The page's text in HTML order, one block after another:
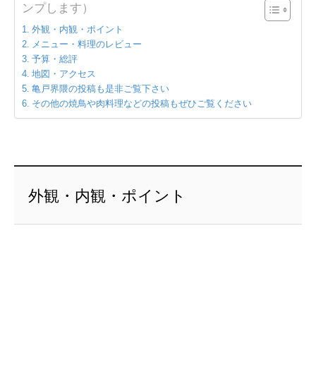
ンプします）
外観・内観・ポイント
メニュー・料理のレビュー
予算・総評
地図・アクセス
亀戸界隈の投稿も是非ご覧下さい
その他の焼鳥や肉料理などの投稿もぜひご覧ください
外観・内観・ポイント